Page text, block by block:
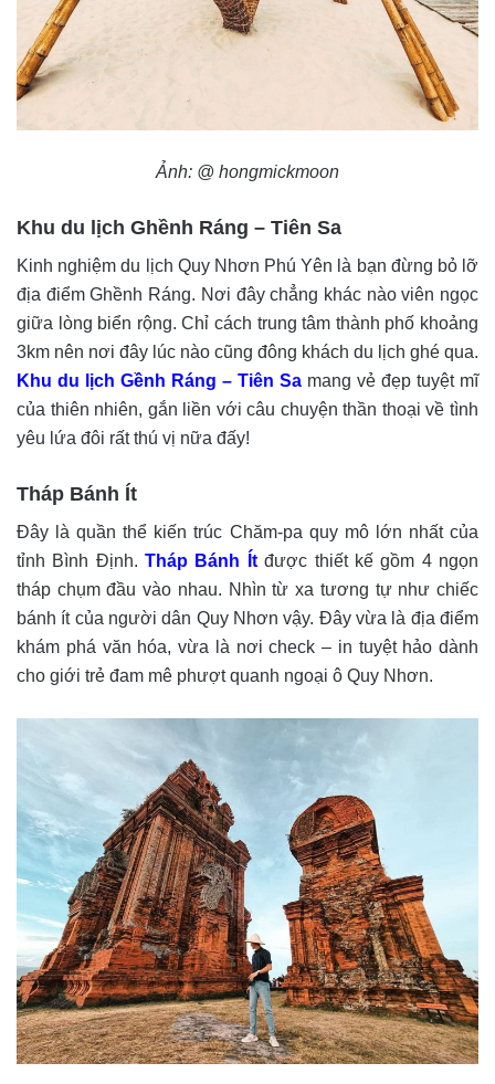
Ảnh: @ hongmickmoon
Khu du lịch Ghềnh Ráng – Tiên Sa
Kinh nghiệm du lịch Quy Nhơn Phú Yên là bạn đừng bỏ lỡ
địa điểm Ghềnh Ráng. Nơi đây chẳng khác nào viên ngọc
giữa lòng biển rộng. Chỉ cách trung tâm thành phố khoảng
3km nên nơi đây lúc nào cũng đông khách du lịch ghé qua.
Khu du lịch Gềnh Ráng – Tiên Sa mang vẻ đẹp tuyệt mĩ
của thiên nhiên, gắn liền với câu chuyện thần thoại về tình
yêu lứa đôi rất thú vị nữa đấy!
Tháp Bánh Ít
Đây là quần thể kiến trúc Chăm-pa quy mô lớn nhất của
tỉnh Bình Định.Tháp Bánh Ítđược thiết kế gồm 4 ngọn
tháp chụm đầu vào nhau. Nhìn từ xa tương tự như chiếc
bánh ít của người dân Quy Nhơn vậy. Đây vừa là địa điểm
khám phá văn hóa, vừa là nơi check – in tuyệt hảo dành
cho giới trẻ đam mê phượt quanh ngoại ô Quy Nhơn.